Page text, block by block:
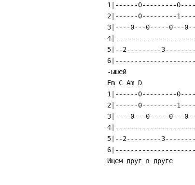
1|------0---------
2|------0---------
3|----0---0-----0---
5|--2---------
-ышей
Em C Am D
1|------0---------
2|------0---------
3|----0---0-----0---
5|--2---------
Ищем друг в друге